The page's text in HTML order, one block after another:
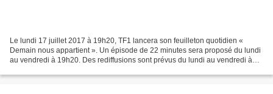
Le lundi 17 juillet 2017 à 19h20, TF1 lancera son feuilleton quotidien «
Demain nous appartient ». Un épisode de 22 minutes sera proposé du lundi
au vendredi à 19h20. Des rediffusions sont prévus du lundi au vendredi à